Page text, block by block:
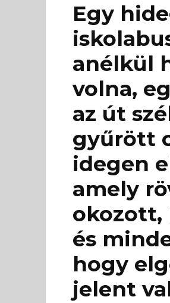
Egy
anélkül
volna,
az út
gyűrött
idegen
amely
okozott,
és
hogy
jelent